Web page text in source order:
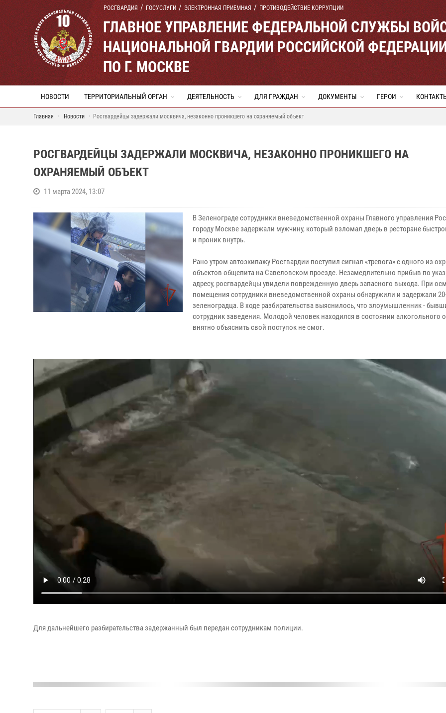
РОСГВАРДИЯ ГОСУСЛУГИ ЭЛЕКТРОННАЯ ПРИЕМНАЯ ПРОТИВОДЕЙСТВИЕ КОРРУПЦИИ
ГЛАВНОЕ УПРАВЛЕНИЕ ФЕДЕРАЛЬНОЙ СЛУЖБЫ
НАЦИОНАЛЬНОЙ ГВАРДИИ РОССИЙСКОЙ
ПО Г. МОСКВЕ
НОВОСТИ ТЕРРИТОРИАЛЬНЫЙ ОРГАН ДЕЯТЕЛЬНОСТЬ ДЛЯ ГРАЖДАН ДОКУМЕНТЫ ГЕРОИ
Главная Новости Росгвардейцы задержали москвича, незаконно проникшего на охраняемый объект
РОСГВАРДЕЙЦЫ ЗАДЕРЖАЛИ МОСКВИЧА, НЕЗАКОННО ПРОНИКШЕГО НА
ОХРАНЯЕМЫЙ ОБЪЕКТ
11 марта 2024, 13:07
В Зеленограде сотрудники вневедомственной охраны Главного управления
городу Москве задержали мужчину, который взломал дверь в ресторане
и проник внутрь.
Рано утром автоэкипажу Росгвардии поступил сигнал «тревога» с одного из
объектов общепита на Савеловском проезде. Незамедлительно прибыв по
адресу, росгвардейцы увидели поврежденную дверь запасного выхода. При
помещения сотрудники вневедомственной охраны обнаружили и задержали
зеленоградца. В ходе разбирательства выяснилось, что злоумышленник -
сотрудник заведения. Молодой человек находился в состоянии алкогольного
внятно объяснить свой поступок не смог.
Для дальнейшего разбирательства задержанный был передан сотрудникам полиции.